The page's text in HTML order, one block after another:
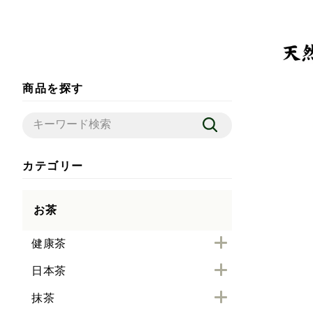
商品を探す
カテゴリー
お茶
健康茶
日本茶
抹茶